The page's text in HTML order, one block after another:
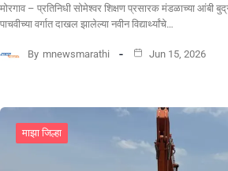
मोरगाव – प्रतिनिधी सोमेश्वर शिक्षण प्रसारक मंडळाच्या आंबी
पाचवीच्या वर्गात दाखल झालेल्या नवीन विद्यार्थ्यांचे…
By mnewsmarathi Jun 15, 2026
माझा जिल्हा